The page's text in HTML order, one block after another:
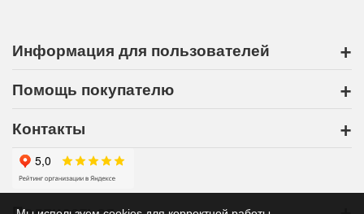
Информация для пользователей +
Помощь покупателю +
Контакты +